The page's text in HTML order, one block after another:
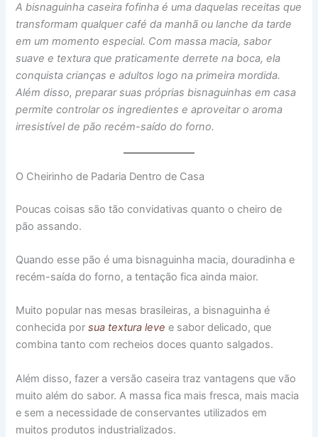
A bisnaguinha caseira fofinha é uma daquelas receitas que
transformam qualquer café da manhã ou lanche da tarde
em um momento especial. Com massa macia, sabor
suave e textura que praticamente derrete na boca, ela
conquista crianças e adultos logo na primeira mordida.
Além disso, preparar suas próprias bisnaguinhas em casa
permite controlar os ingredientes e aproveitar o aroma
irresistível de pão recém-saído do forno.
O Cheirinho de Padaria Dentro de Casa
Poucas coisas são tão convidativas quanto o cheiro de
pão assando.
Quando esse pão é uma bisnaguinha macia, douradinha e
recém-saída do forno, a tentação fica ainda maior.
Muito popular nas mesas brasileiras, a bisnaguinha é
conhecida porsua textura leve e sabor delicado, que
combina tanto com recheios doces quanto salgados.
Além disso, fazer a versão caseira traz vantagens que vão
muito além do sabor. A massa fica mais fresca, mais macia
e sem a necessidade de conservantes utilizados em
muitos produtos industrializados.